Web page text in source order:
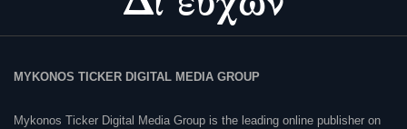
MYKONOS TICKER DIGITAL MEDIA GROUP
Mykonos Ticker Digital Media Group is the leading online publisher on